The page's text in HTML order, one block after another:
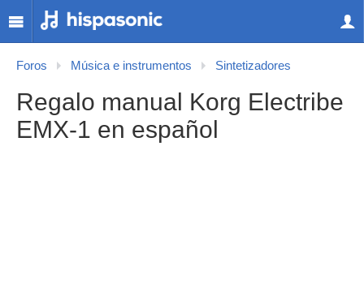
Foros Música e instrumentos Sintetizadores
Regalo manual Korg Electribe
EMX-1 en español